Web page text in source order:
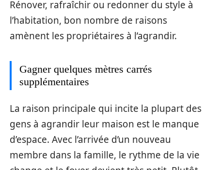
Rénover, rafraîchir ou redonner du style à
l’habitation, bon nombre de raisons
amènent les propriétaires à l’agrandir.
Gagner quelques mètres carrés
supplémentaires
La raison principale qui incite la plupart des
gens à agrandir leur maison est le manque
d’espace. Avec l’arrivée d’un nouveau
membre dans la famille, le rythme de la vie